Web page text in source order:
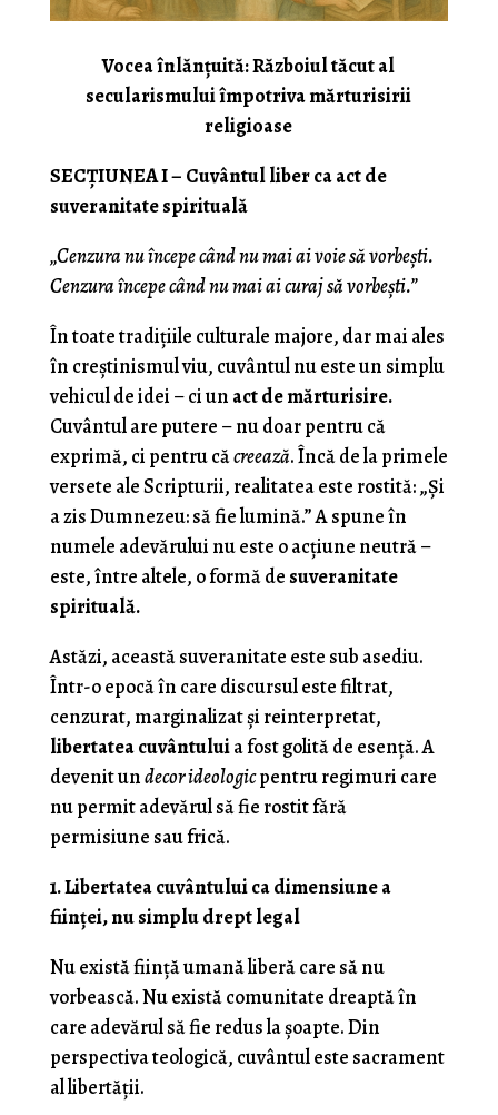
Vocea înlănțuită: Războiul tăcut al
secularismului împotriva mărturisirii
religioase
SECȚIUNEA I – Cuvântul liber ca act de
suveranitate spirituală
„Cenzura nu începe când nu mai ai voie să vorbești.
Cenzura începe când nu mai ai curaj să vorbești.”
În toate tradițiile culturale majore, dar mai ales
în creștinismul viu, cuvântul nu este un simplu
vehicul de idei – ci un act de mărturisire.
Cuvântul are putere – nu doar pentru că
exprimă, ci pentru căcreează. Încă de la primele
versete ale Scripturii, realitatea este rostită: „Și
a zis Dumnezeu: să fie lumină.” A spune în
numele adevărului nu este o acțiune neutră –
este, între altele, o formă de suveranitate
spirituală.
Astăzi, această suveranitate este sub asediu.
Într-o epocă în care discursul este filtrat,
cenzurat, marginalizat și reinterpretat,
libertatea cuvântuluia fost golită de esență. A
devenit undecor ideologicpentru regimuri care
nu permit adevărul să fie rostit fără
permisiune sau frică.
1. Libertatea cuvântului ca dimensiune a
ființei, nu simplu drept legal
Nu există ființă umană liberă care să nu
vorbească. Nu există comunitate dreaptă în
care adevărul să fie redus la șoapte. Din
perspectiva teologică, cuvântul este sacrament
al libertății.